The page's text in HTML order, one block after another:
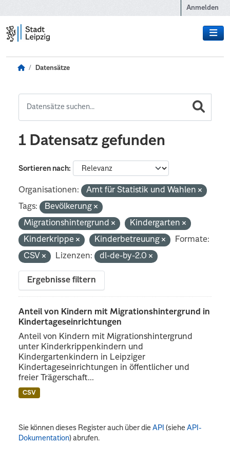
Anmelden
Datensätze
1 Datensatz gefunden
Sortieren nach
Organisationen:
Amt für Statistik und Wahlen
Tags:
Bevölkerung
Migrationshintergrund
Kindergarten
Kinderkrippe
Kinderbetreuung
Formate:
CSV
Lizenzen: dl-de-by-2.0
Ergebnisse filtern
Anteil von Kindern mit Migrationshintergrund in
Kindertageseinrichtungen
Anteil von Kindern mit Migrationshintergrund
unter Kinderkrippenkindern und
Kindergartenkindern in Leipziger
Kindertageseinrichtungen in öffentlicher und
freier Trägerschaft...
CSV
Sie können dieses Register auch über dieAPI (sieheAPI-
Dokumentation) abrufen.